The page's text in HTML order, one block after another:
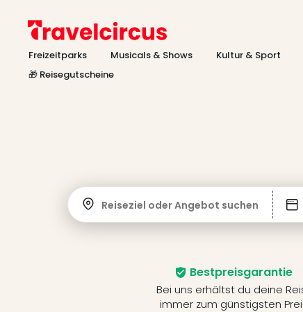
Freizeitparks Musicals & Shows Kultur & Sport
🎁 Reisegutscheine
Reiseziel oder Angebot suchen
Bestpreisgarantie
Bei uns erhältst du deine
immer zum günstigsten